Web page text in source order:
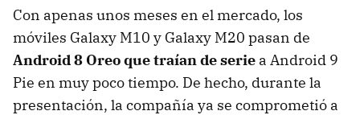
Con apenas unos meses en el mercado, los
móviles Galaxy M10 y Galaxy M20 pasan de
Android 8 Oreo que traían de serie a Android 9
Pie en muy poco tiempo. De hecho, durante la
presentación, la compañía ya se comprometió a